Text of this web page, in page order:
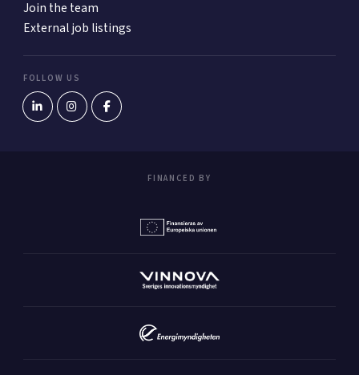
Join the team
External job listings
FOLLOW US
FINANCED BY